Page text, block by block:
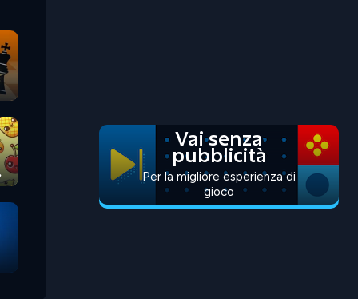
Vai senza
pubblicità
Per la migliore esperienza di
gioco